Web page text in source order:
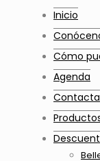
Inicio
Cómo
Agenda
Contacta